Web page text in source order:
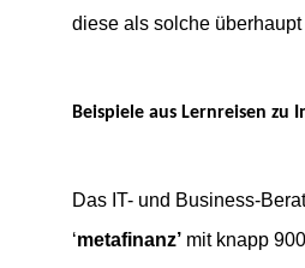
diese als solche
Beispiele aus Lernreisen zu
Das IT- und Business-
‘metafinanz’ mit knapp